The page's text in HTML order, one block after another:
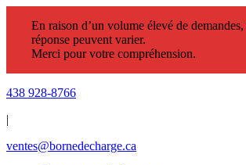
En raison d’un volume élevé de
réponse peuvent varier.
Merci pour votre compréhension.
438 928-8766
|
ventes@bornedecharge.ca